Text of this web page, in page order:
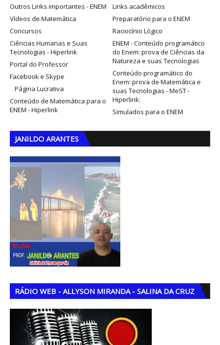
Outros Links importantes - ENEM
Links acadêmicos
Vídeos de Matemática
Preparatório para o ENEM
Concursos
Raciocínio Lógico
Ciências Humanas e Suas
Tecnologias - Hiperlink
ENEM - Conteúdo programático
do Enem: prova de Ciências da
Natureza e suas Tecnologias
Portal do Professor
Conteúdo programático do
Enem: prova de Matemática e
suas Tecnologias - MeST -
Hiperlink:
Facebook e Skype
Página Lucrativa
Conteúdo de Matemática para o
ENEM - Hiperlink
Simulados para o ENEM
JANILDO ARANTES
RÁDIO WEB - ALLYSON MIRANDA - SALINA DA CRUZ